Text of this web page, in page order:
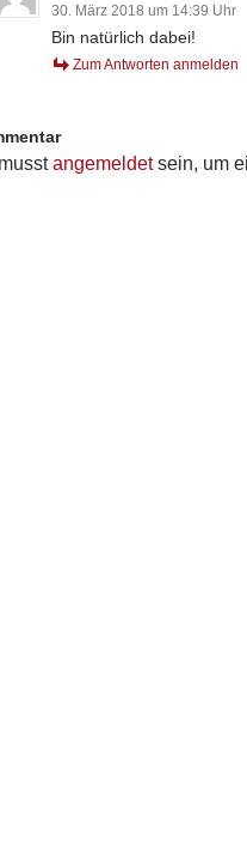
30. März 2018 um 14:39 Uhr
Bin natürlich dabei!
Zum Antworten anmelden
angemeldetsein, um